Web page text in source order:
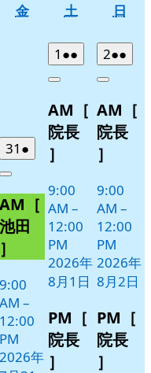
金金
土土
日
日
日
31 2026
年
月
31
日
●
件
イ
ベ
ト)
Close
AM［
池田
］
9:00
AM –
12:00
PM
2026年
1 2026
年
月
1
日
●●
件
イ
ベ
Close
AM［
院長
］
9:00
AM –
12:00
PM
2026年
8月1日
PM［
院長
］
22026
年
月
2
日
●●
件
イ
ベ
Close
AM［
院長
］
9:00
AM –
12:00
PM
2026年
8月2日
PM［
院長
］